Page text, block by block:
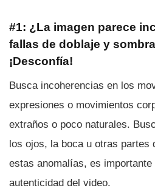
#1: ¿La imagen parece
fallas de doblaje y
¡Desconfía!
Busca incoherencias en los
expresiones o movimientos
extraños o poco naturales.
los ojos, la boca u otras partes
estas anomalías, es importante
autenticidad del video.